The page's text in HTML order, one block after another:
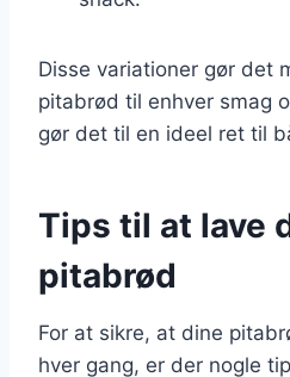
Disse variationer gør det
pitabrød til enhver smag
gør det til en ideel ret til
Tips til at lave
pitabrød
For at sikre, at dine
hver gang, er der nogle